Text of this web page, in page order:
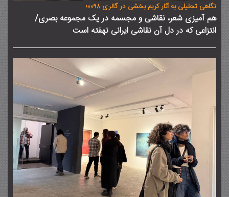
نگاهی تحلیلی به آثار کریم بخشی در گالری 0098؛
هم آمیزی شعر، نقاشی و مجسمه در یک مجموعه بصری/
انتزاعی که در دل آن نقاشی ایرانی نهفته است